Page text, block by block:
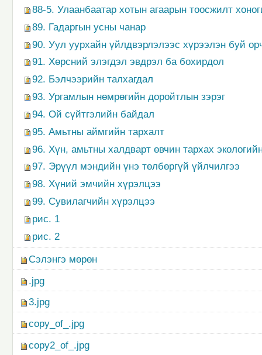
88-5. Улаанбаатар хотын агаарын тоосжилт
89. Гадаргын усны чанар
90. Уул уурхайн үйлдвэрлэлээс хүрээлэн буй
91. Хөрсний элэгдэл эвдрэл ба бохирдол
92. Бэлчээрийн талхагдал
93. Ургамлын нөмрөгийн доройтлын зэрэг
94. Ой сүйтгэлийн байдал
95. Амьтны аймгийн тархалт
96. Хүн, амьтны халдварт өвчин тархах
97. Эрүүл мэндийн үнэ төлбөргүй үйлчилгээ
98. Хүний эмчийн хүрэлцээ
99. Сувилагчийн хүрэлцээ
рис. 1
рис. 2
Сэлэнгэ мөрөн
.jpg
3.jpg
copy_of_.jpg
copy2_of_.jpg